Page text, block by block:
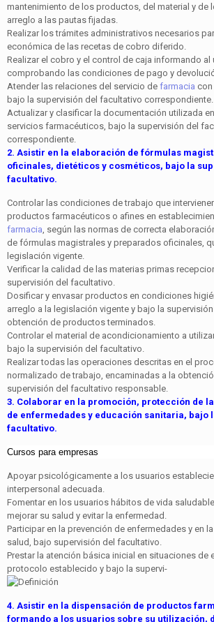
mantenimiento de los productos, del material y de
arreglo a las pautas fijadas.
Realizar los trámites administrativos necesarios
económica de las recetas de cobro diferido.
Realizar el cobro y el control de caja informando al
comprobando las condiciones de pago y
Atender las relaciones del servicio de farmacia con
bajo la supervisión del facultativo correspondiente.
Actualizar y clasificar la documentación utilizada
servicios farmacéuticos, bajo la supervi­sión del
correspondiente.
2. Asistir en la elaboración de fórmulas
oficinales, dietéticos y cosméticos, bajo la
facultativo.
Controlar las condiciones de trabajo que
productos farmacéuticos o afines en
farmacia, según las normas de correcta
de fórmulas magistrales y preparados oficinales,
legislación vigente.
Verificar la calidad de las materias primas
supervisión del facultativo.
Dosificar y envasar productos en condiciones
arreglo a la legislación vigente y bajo la
obtención de productos terminados.
Controlar el material de acondicionamiento a
bajo la supervisión del facultativo.
Realizar todas las operaciones descritas en el
normalizado de trabajo, encaminadas a la
supervisión del facultativo responsable.
3. Colaborar en la promoción, protección de
de enfermedades y educación sanitaria, bajo
facultativo.
Cursos para empresas
Apoyar psicológicamente a los usuarios
interpersonal adecuada.
Fomentar en los usuarios hábitos de vida
mejorar su salud y evitar la enfermedad.
Participar en la prevención de enfermedades y en
salud, bajo supervisión del facultativo.
Prestar la atención básica inicial en situaciones de
protocolo establecido y bajo la supervi-
4. Asistir en la dispensación de productos
formando a los usuarios sobre su utilización,